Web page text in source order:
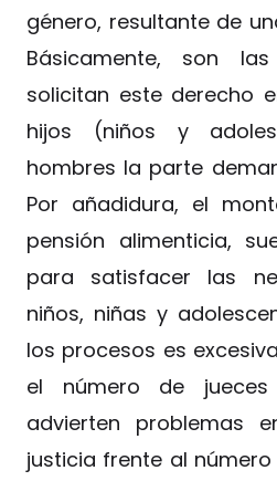
género, resultante de
Básicamente, son
solicitan este derecho
hijos (niños y
hombres la parte
Por añadidura, el
pensión alimenticia,
para satisfacer las
niños, niñas y
los procesos es
el número de
advierten problemas
justicia frente al